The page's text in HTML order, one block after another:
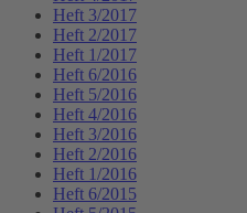
Heft 3/2017
Heft 2/2017
Heft 1/2017
Heft 6/2016
Heft 5/2016
Heft 4/2016
Heft 3/2016
Heft 2/2016
Heft 1/2016
Heft 6/2015